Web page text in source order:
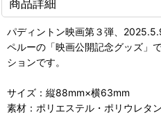
商品詳細
パディントン映画第３弾、
ペルーの「映画公開記念グッズ」
ションです。
サイズ：縦88mm×横63mm
素材：ポリエステル・ポリウレタ